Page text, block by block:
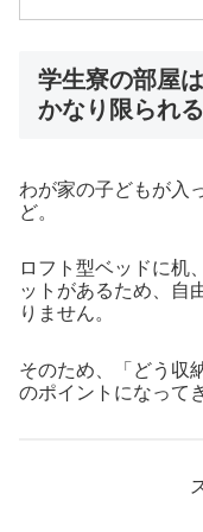
学生寮の部屋
かなり限られる
わが家の子どもが入
ど。
ロフト型ベッドに机
ットがあるため、自
りません。
そのため、「どう収
のポイントになって